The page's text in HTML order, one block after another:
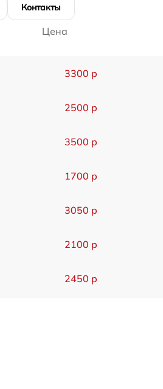
Контакты
Цена
3300 р
2500 р
3500 р
1700 р
3050 р
2100 р
2450 р